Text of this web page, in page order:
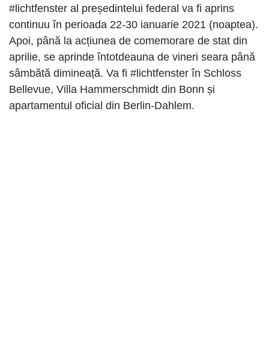
#lichtfenster al președintelui federal va fi aprins
continuu în perioada 22-30 ianuarie 2021 (noaptea).
Apoi, până la acțiunea de comemorare de stat din
aprilie, se aprinde întotdeauna de vineri seara până
sâmbătă dimineață. Va fi #lichtfenster în Schloss
Bellevue, Villa Hammerschmidt din Bonn și
apartamentul oficial din Berlin-Dahlem.